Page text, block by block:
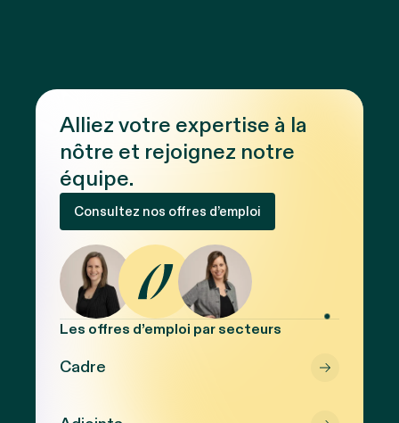
Alliez votre expertise à la
nôtre et rejoignez notre
équipe.
Consultez nos offres d’emploi
Les offres d’emploi par secteurs
Cadre